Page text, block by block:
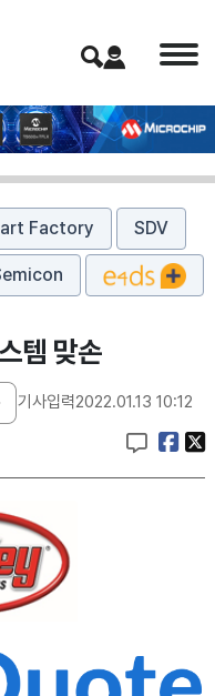
Factory SDV
템 맞손
기사입력2022.01.13 10:12